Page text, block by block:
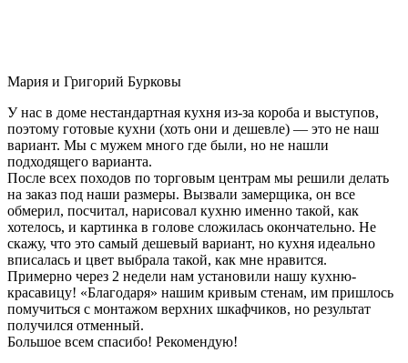
Мария и Григорий Бурковы
У нас в доме нестандартная кухня из-за короба и выступов,
поэтому готовые кухни (хоть они и дешевле) — это не наш
вариант. Мы с мужем много где были, но не нашли
подходящего варианта.
После всех походов по торговым центрам мы решили делать
на заказ под наши размеры. Вызвали замерщика, он все
обмерил, посчитал, нарисовал кухню именно такой, как
хотелось, и картинка в голове сложилась окончательно. Не
скажу, что это самый дешевый вариант, но кухня идеально
вписалась и цвет выбрала такой, как мне нравится.
Примерно через 2 недели нам установили нашу кухню-
красавицу! «Благодаря» нашим кривым стенам, им пришлось
помучиться с монтажом верхних шкафчиков, но результат
получился отменный.
Большое всем спасибо! Рекомендую!